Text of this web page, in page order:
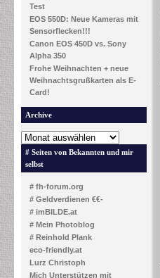
Test
EOS 550D: Neue Kameras mit
Sensorflecken!!!
Canon EOS 450D vs. Sony
Alpha 350
Frohe Weihnachten + neue
Weihnachtsgrußkarten als E-
Card!
Archive
# Seiten von Bekannten und mir
selbst
# fh-forum.org
# Geldverdienen €€-
# imBILDE.at
# Mein Photoblog
# Reinhold Plank
eco-friendly.at
Lurz Christoph
Mich Unterstützen mit